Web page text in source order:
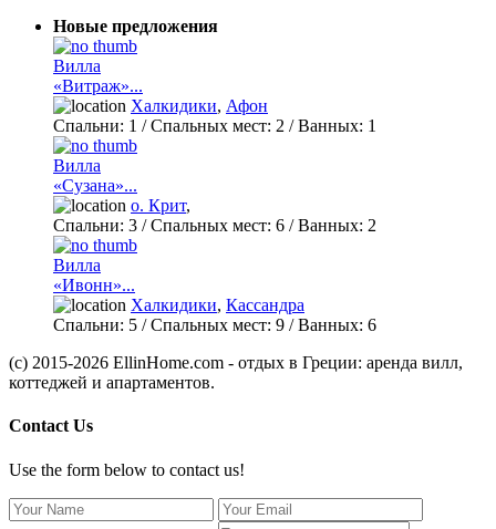
Новые предложения
Вилла
«Витраж»...
Халкидики, Афон
Спальни: 1 / Спальных мест: 2 /Ванных: 1
Вилла
«Сузана»...
о. Крит,
Спальни: 3 / Спальных мест: 6 /Ванных: 2
Вилла
«Ивонн»...
Халкидики, Кассандра
Спальни: 5 / Спальных мест: 9 /Ванных: 6
(c) 2015-2026 EllinHome.com - отдых в Греции: аренда вилл,
коттеджей и апартаментов.
Contact Us
Use the form below to contact us!